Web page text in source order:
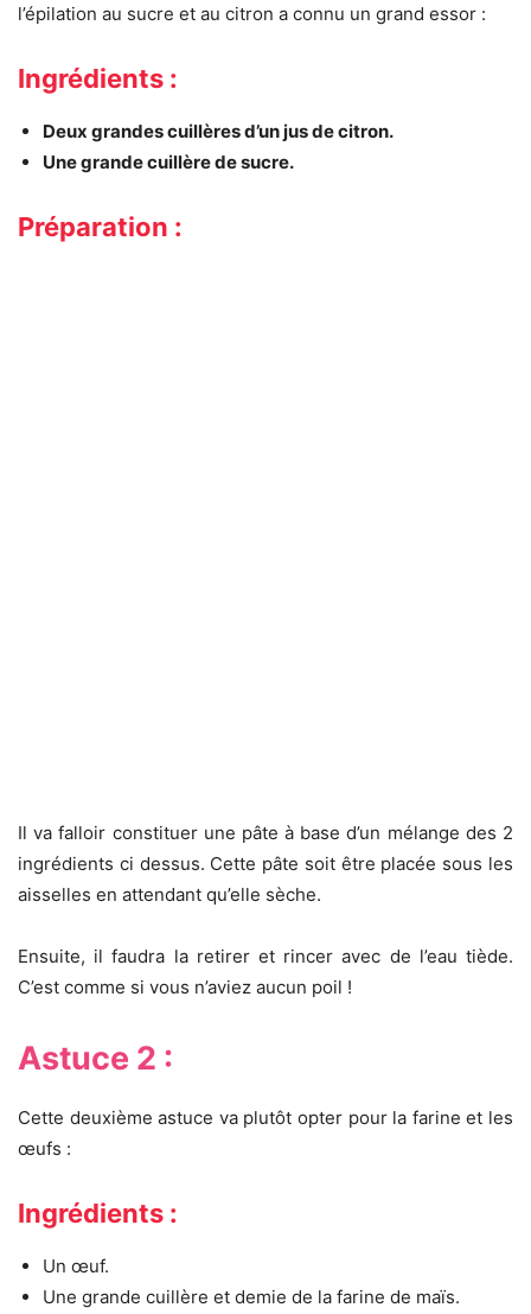
l’épilation au sucre et au citron a connu un grand essor :
Ingrédients :
Deux grandes cuillères d’un jus de citron.
Une grande cuillère de sucre.
Préparation :
Il va falloir constituer une pâte à base d’un mélange des 2
ingrédients ci dessus. Cette pâte soit être placée sous les
aisselles en attendant qu’elle sèche.
Ensuite, il faudra la retirer et rincer avec de l’eau tiède.
C’est comme si vous n’aviez aucun poil !
Astuce 2 :
Cette deuxième astuce va plutôt opter pour la farine et les
œufs :
Ingrédients :
Un œuf.
Une grande cuillère et demie de la farine de maïs.